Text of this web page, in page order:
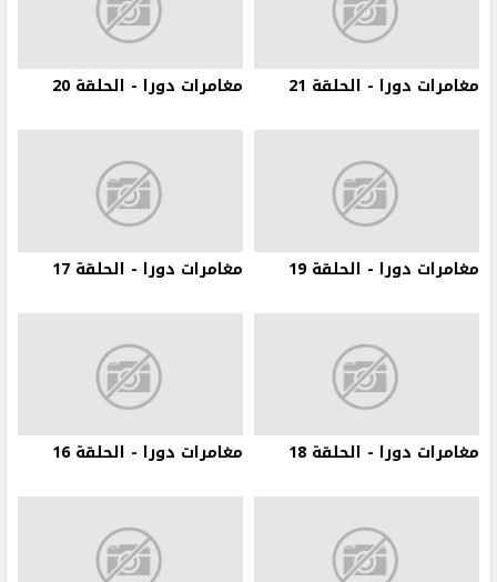
مغامرات دورا - الحلقة 21 مغامرات دورا - الحلقة 20
مغامرات دورا - الحلقة 19 مغامرات دورا - الحلقة 17
مغامرات دورا - الحلقة 18 مغامرات دورا - الحلقة 16